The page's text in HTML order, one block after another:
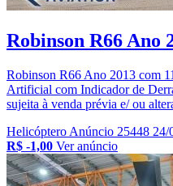
Robinson R66 Ano
Robinson R66 Ano 2013 com
Artificial com Indicador de
sujeita à venda prévia e/ ou
Helicóptero Anúncio 25448 24/
R$ -1,00 Ver anúncio